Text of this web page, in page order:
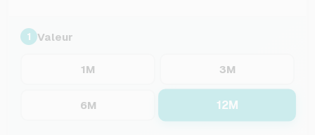
1 Valeur
1M 3M
6M 12M